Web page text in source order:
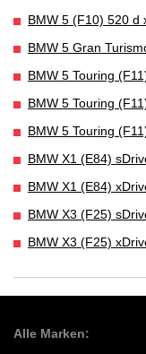
BMW 5 (F10) 520 d
BMW 5 Gran
BMW 5 Touring
BMW 5 Touring
BMW 5 Touring
BMW X1 (E84)
BMW X1 (E84)
BMW X3 (F25)
BMW X3 (F25)
Alle Marken: